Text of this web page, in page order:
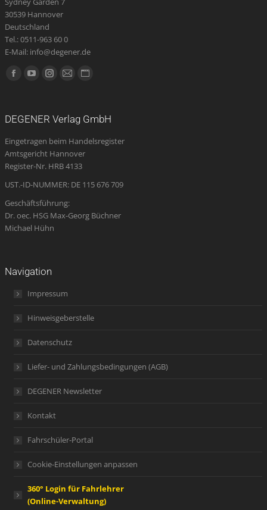
30539 Hannover
Deutschland
Tel.: 0511-963 60 0
E-Mail: info@degener.de
Finden Sie uns auf:
Facebook
new
window
YouTube
new
window
Instagram
new
window
E-
opens
in
new
Website
new
DEGENER Verlag GmbH
Eingetragen beim Handelsregister
Amtsgericht Hannover
Register-Nr. HRB 4133
UST.-ID-NUMMER: DE 115 676 709
Geschäftsführung:
Dr. oec. HSG Max-Georg Büchner
Michael Hühn
Navigation
Impressum
Hinweisgeberstelle
Datenschutz
Liefer- und Zahlungsbedingungen (AGB)
DEGENER Newsletter
Kontakt
Fahrschüler-Portal
Cookie-Einstellungen anpassen
360° Login für Fahrlehrer
(Online-Verwaltung)